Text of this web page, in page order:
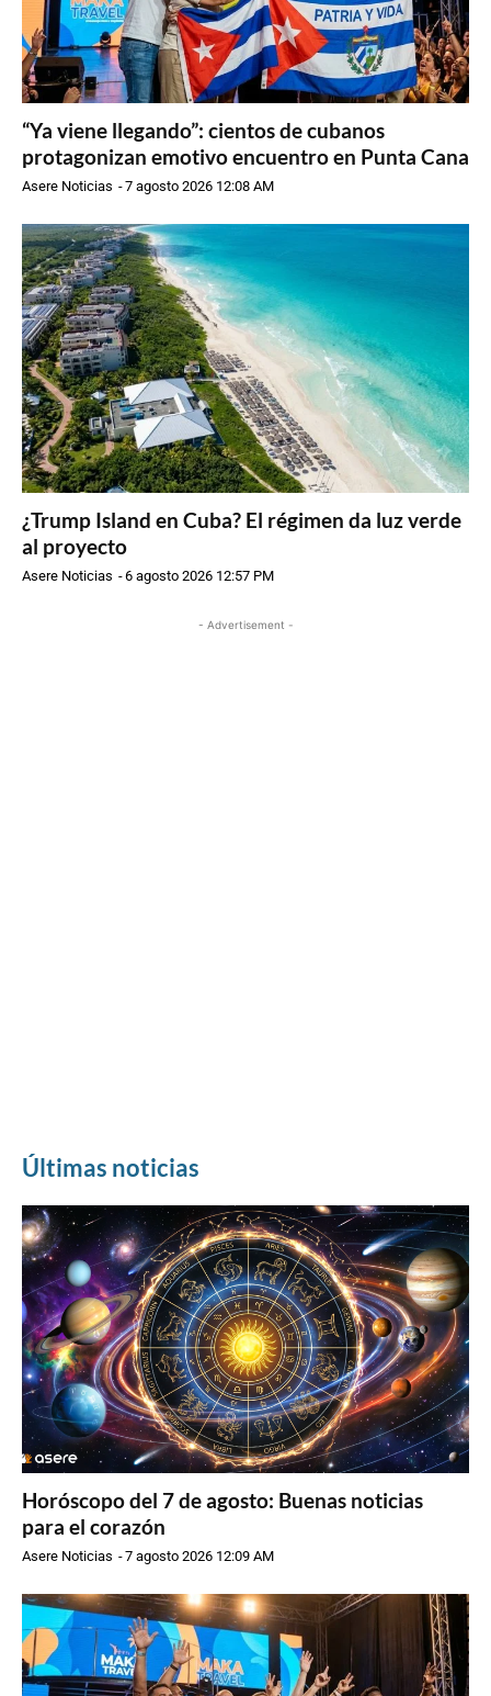
“Ya viene llegando”: cientos de cubanos
protagonizan emotivo encuentro en Punta Cana
Asere Noticias -7 agosto 2026 12:08 AM
¿Trump Island en Cuba? El régimen da luz verde
al proyecto
Asere Noticias -6 agosto 2026 12:57 PM
- Advertisement -
Últimas noticias
Horóscopo del 7 de agosto: Buenas noticias
para el corazón
Asere Noticias -7 agosto 2026 12:09 AM